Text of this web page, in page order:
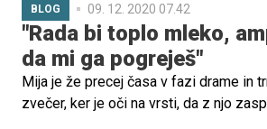
BLOG 09. 12. 2020 07.42
"Rada bi toplo mleko,
da mi ga pogreješ"
Mija je že precej časa v fazi drame in
zvečer, ker je oči na vrsti, da z njo